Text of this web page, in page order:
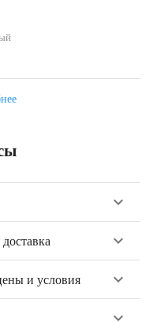
и 50% полиэфира,
keyboard_arrow_down
keyboard_arrow_down
и условия keyboard_arrow_down
keyboard_arrow_down